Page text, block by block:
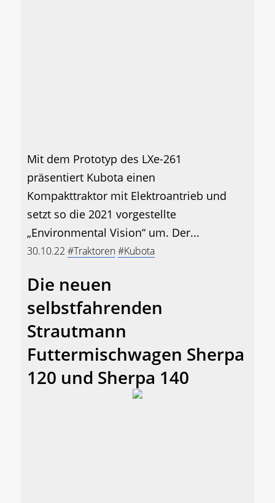
Mit dem Prototyp des LXe-261
präsentiert Kubota einen
Kompakttraktor mit Elektroantrieb und
setzt so die 2021 vorgestellte
„Environmental Vision“ um. Der...
30.10.22 #Traktoren#Kubota
Die neuen
selbstfahrenden
Strautmann
Futtermischwagen Sherpa
120 und Sherpa 140